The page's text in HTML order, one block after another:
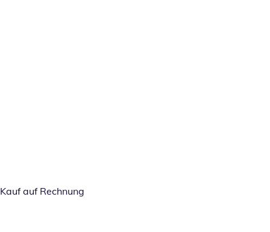
Kauf auf Rechnung